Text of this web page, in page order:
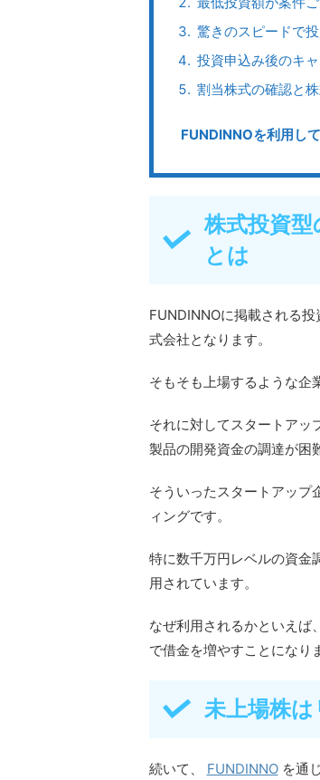
驚きのスピードで
投資申込み後のキ
割当株式の確認と
FUNDINNOを利用し
株式投資
とは
FUNDINNOに掲載される
式会社となります。
そもそも上場するような企
それに対してスタートアッ
製品の開発資金の調達が困
そういったスタートアップ
ィングです。
特に数千万円レベルの資金
用されています。
なぜ利用されるかといえば
で借金を増やすことになり
未上場株
続いて、 FUNDINNO を通